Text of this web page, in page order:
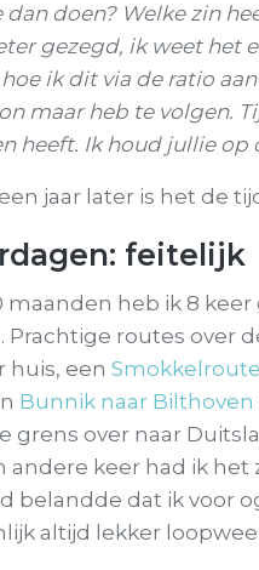
dan doen? Welke zin
gezegd, ik weet het
ik dit via de ratio
maar heb te volgen.
heeft. Ik houd jullie op
jaar later is het de
feitelijk
maanden heb ik 8
Prachtige routes over
huis, een
Bunnik naar Bilthoven
grens over naar
andere keer had ik
belandde dat ik voor
altijd lekker